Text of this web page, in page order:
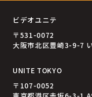
ビデオユニテ
〒531-0072
大阪市北区豊崎3-9-7
UNITE TOKYO
〒107-0052